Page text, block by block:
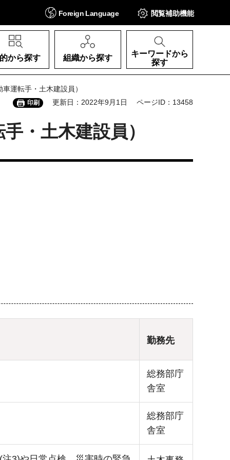
Foreign Language 閲覧補助機能
から探す 組織から探す
キーワードから
探す
運転手・土木建設員）
印刷 更新日：2022年9月1日 ページID：13458
・土木建設員）
勤務先
総務部庁
舎室
総務部庁
舎室